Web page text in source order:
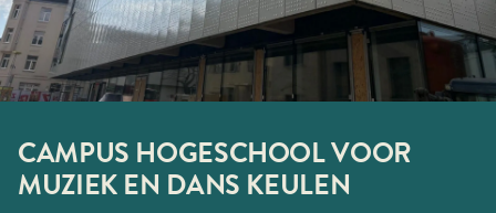
CAMPUS HOGESCHOOL VOOR
MUZIEK EN DANS KEULEN
ATEK HAMBURG
UTILITEITSBOUW HAMBURG
STADHUISPLEIN ROTTERDAM
UTILITEITSBOUW ROTTERDAM
BIMA DÜSSELDORF
UTILITEITSBOUW DUSSELDORF
150KV STATION ROZENBURG
UTILITEITSBOUW ROZENBURG
NOORDWEST ZIEKENHUIS
ALKMAAR